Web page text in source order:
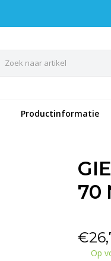
Productinformatie
70
€
Op